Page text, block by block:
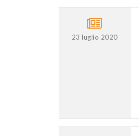
23 luglio 2020